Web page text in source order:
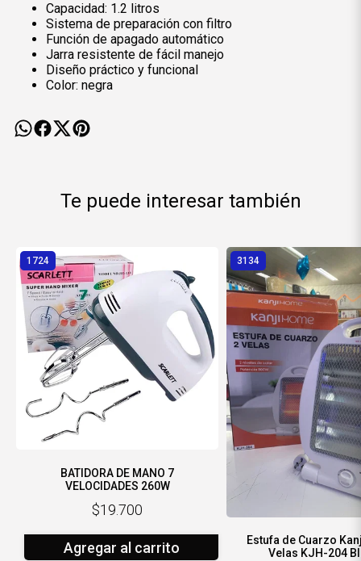
Capacidad: 1.2 litros
Sistema de preparación con filtro
Función de apagado automático
Jarra resistente de fácil manejo
Diseño práctico y funcional
Color: negra
Te puede interesar también
1724
BATIDORA DE MANO 7
VELOCIDADES 260W
$19.700
Agregar al carrito
3134
Estufa de Cuarzo
Velas KJH-204